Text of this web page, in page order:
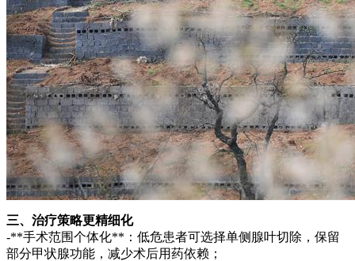
三、治疗策略更精细化
-**手术范围个体化**：低危患者可选择单侧腺叶切除，保留
部分甲状腺功能，减少术后用药依赖；